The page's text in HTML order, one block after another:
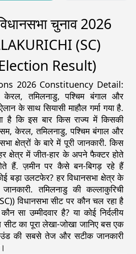
चुनाव 2026
(SC)
Result)
2026 Constituency Detail:
तमिलनाडु, पश्चिम बंगाल और
के साथ सियासी माहौल गर्मा गया है.
है कि इस बार किस राज्य में किसकी
केरल, तमिलनाडु, पश्चिम बंगाल और
क्षेत्रों के बारे में पूरी जानकारी. किस
क्षेत्र में जीत-हार के अपने फैक्टर होते
हैं. ज़मीन पर कैसे बन-बिगड़ रहे हैं
बड़ा उलटफेर? हर विधानसभा क्षेत्र के
तमिलनाडु की कल्लाकुरिची
विधानसभा सीट पर कौन चल रहा है
सा उम्मीदवार है? या कोई निर्दलीय
सीट का पूरा लेखा-जोखा जानिए बस एक
की सबसे तेज और सटीक जानकारी